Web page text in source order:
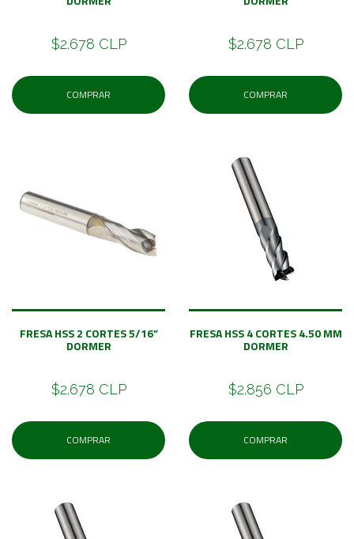
$2.678 CLP
COMPRAR
$2.678 CLP
COMPRAR
FRESA HSS 2 CORTES 5/16”
DORMER
$2.678 CLP
COMPRAR
FRESA HSS 4 CORTES 4.50 MM
DORMER
$2.856 CLP
COMPRAR